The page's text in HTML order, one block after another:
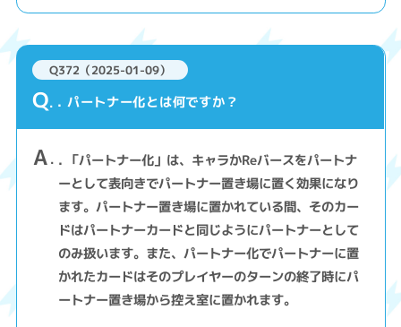
Q372（2025-01-09）
Q . パートナー化とは何ですか？
A . 「パートナー化」は、キャラかReバースをパートナ
ーとして表向きでパートナー置き場に置く効果になり
ます。パートナー置き場に置かれている間、そのカー
ドはパートナーカードと同じようにパートナーとして
のみ扱います。また、パートナー化でパートナーに置
かれたカードはそのプレイヤーのターンの終了時にパ
ートナー置き場から控え室に置かれます。